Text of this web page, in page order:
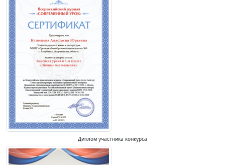
Диплом участника конкурса